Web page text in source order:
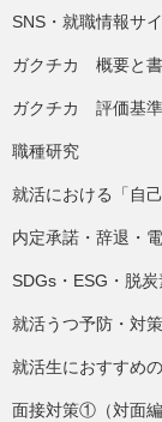
SNS・就職情報サ
ガクチカ 概要と
ガクチカ 評価基
職種研究
就活における「自
内定承諾・辞退・
SDGs・ESG・脱
就活うつ予防・対
就活生におすすめ
面接対策①（対面編